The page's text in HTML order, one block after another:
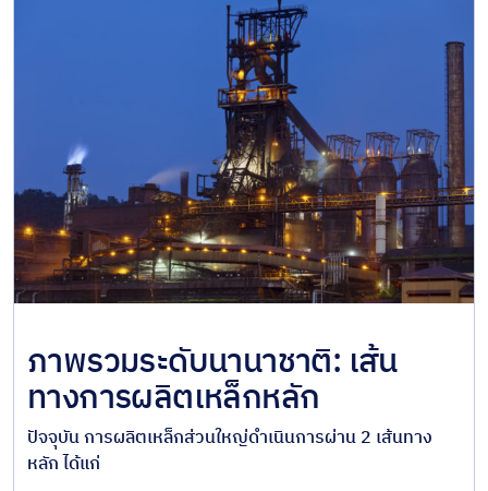
ภาพรวมระดับนานาชาติ: เส้น
ทางการผลิตเหล็กหลัก
ปัจจุบัน การผลิตเหล็กส่วนใหญ่ดำเนินการผ่าน 2 เส้นทาง
หลัก ได้แก่